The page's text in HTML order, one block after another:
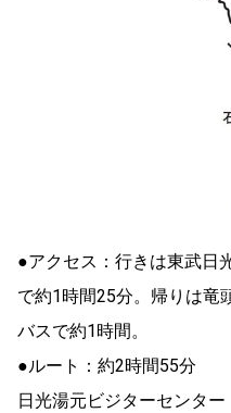
●アクセス：行きは東武日
で約1時間25分。帰りは竜
バスで約1時間。
●ルート：約2時間55分
日光湯元ビジターセンター